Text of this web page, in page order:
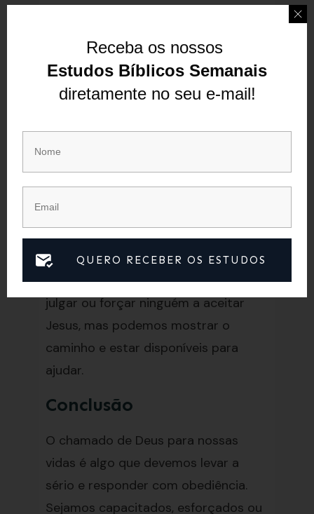
Elas se limitam e se escondem, não
possuem.
Os Perdidos
ouviram falar de Jesus ou que se
desviaram do caminho. Essas pessoas
precisam ser resgatadas e
mostradas o caminho de volta para
Deus. Podemos interceder por elas e
compartilhar o amor de Jesus, mas a
escolha final é delas. Não podemos
julgar ou forçar ninguém a aceitar
Jesus, mas podemos mostrar o
caminho e estar disponíveis para
ajudar.
Conclusão
O chamado de Deus para nossas
vidas é algo que devemos levar a
sério e responder com obediência.
Sejamos capacitados, esforçados ou
Receba os nossos
Estudos Bíblicos Semanais
diretamente no seu e-mail!
QUERO RECEBER OS ESTUDOS